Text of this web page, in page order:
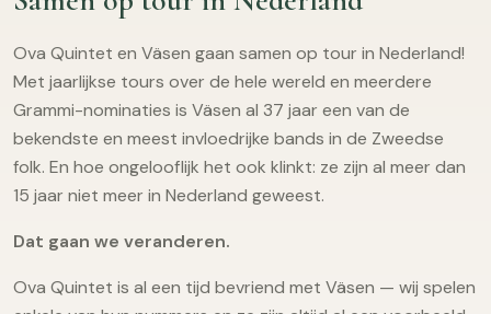
Ova Quintet en Väsen gaan samen op tour in Nederland!
Met jaarlijkse tours over de hele wereld en meerdere
Grammi-nominaties is Väsen al 37 jaar een van de
bekendste en meest invloedrijke bands in de Zweedse
folk. En hoe ongelooflijk het ook klinkt: ze zijn al meer dan
15 jaar niet meer in Nederland geweest.
Dat gaan we veranderen.
Ova Quintet is al een tijd bevriend met Väsen — wij spelen